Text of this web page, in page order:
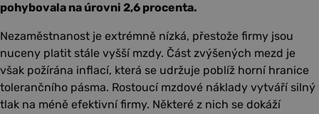
pohybovala na úrovni 2,6 procenta.
Nezaměstnanost je extrémně nízká, přestože firmy jsou
nuceny platit stále vyšší mzdy. Část zvýšených mezd je
však požírána inflací, která se udržuje poblíž horní hranice
tolerančního pásma. Rostoucí mzdové náklady vytváří silný
tlak na méně efektivní firmy. Některé z nich se dokáží